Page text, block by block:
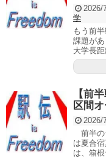
2026/
学
もう前
課題が
大学長
【前
区間
2026/
前半の
は夏合
は、箱